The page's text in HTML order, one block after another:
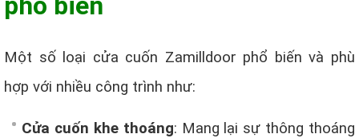
Một số loại cửa cuốn Zamilldoor phổ biến và phù
hợp với nhiều công trình như:
Cửa cuốn khe thoáng: Mang lại sự thông thoáng